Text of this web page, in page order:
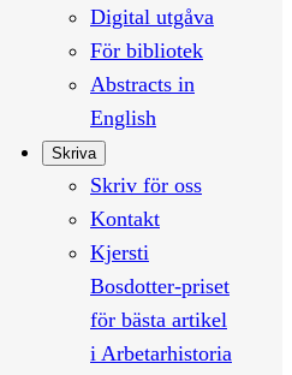
Digital utgåva
För bibliotek
Abstracts in
English
Skriva
Skriv för oss
Kontakt
Kjersti
Bosdotter-priset
för bästa artikel
i Arbetarhistoria